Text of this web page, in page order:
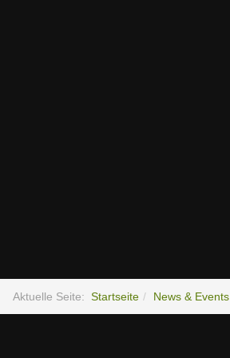
Aktuelle Seite: Startseite News & Events